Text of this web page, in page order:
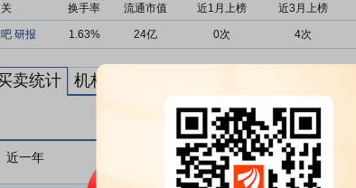
换手率 流通市值 近1月上榜 近3月上榜
研报 1.63% 24亿 0次 4次
卖统计 机构买卖统计
近一年